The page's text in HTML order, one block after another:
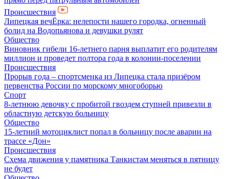
Происшествия
Липецкая вечЁрка: нелепости нашего городка, огненный
болид на Водопьянова и девушки рулят
Общество
Виновник гибели 16-летнего парня выплатит его родителям
миллион и проведет полтора года в колонии-поселении
Происшествия
Прорыв года – спортсменка из Липецка стала призёром
первенства России по морскому многоборью
Спорт
8-летнюю девочку с пробитой гвоздем ступней привезли в
областную детскую больницу
Общество
15-летний мотоциклист попал в больницу после аварии на
трассе «Дон»
Происшествия
Схема движения у памятника Танкистам меняться в пятницу
не будет